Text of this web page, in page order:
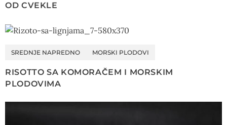
OD CVEKLE
SREDNJE NAPREDNO MORSKI PLODOVI
RISOTTO SA KOMORAČEM I MORSKIM
PLODOVIMA